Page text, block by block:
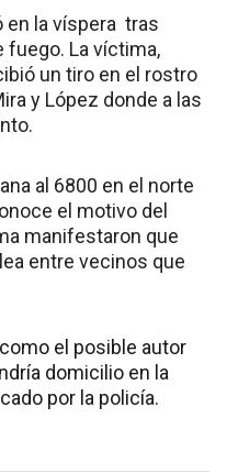
en la víspera tras
fuego. La víctima,
un tiro en el rostro
y López donde a las
al 6800 en el norte
el motivo del
manifestaron que
entre vecinos que
el posible autor
domicilio en la
por la policía.